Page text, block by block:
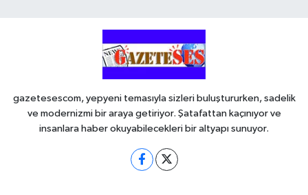
gazetesescom, yepyeni temasıyla sizleri buluştururken, sadelik
ve modernizmi bir araya getiriyor. Şatafattan kaçınıyor ve
insanlara haber okuyabilecekleri bir altyapı sunuyor.